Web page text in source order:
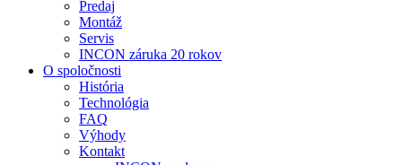
Predaj
Montáž
Servis
INCON záruka 20 rokov
O spoločnosti
História
Technológia
FAQ
Výhody
Kontakt